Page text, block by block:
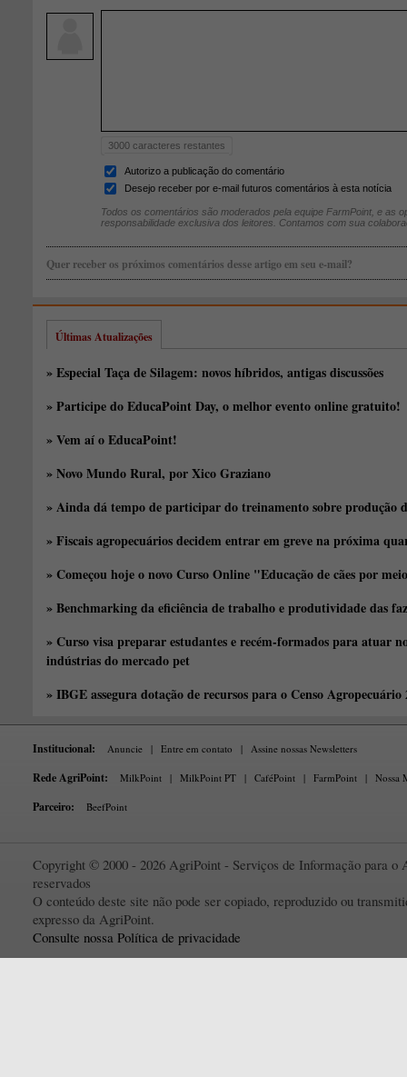
3000 caracteres restantes
Autorizo a publicação do comentário
Desejo receber por e-mail futuros comentários à esta notícia
Todos os comentários são moderados pela equipe FarmPoint, e as
responsabilidade exclusiva dos leitores. Contamos com sua
Quer receber os próximos comentários desse artigo em seu e-mail?
Últimas Atualizações
» Especial Taça de Silagem: novos híbridos, antigas discussões
» Participe do EducaPoint Day, o melhor evento online gratuito!
» Vem aí o EducaPoint!
» Novo Mundo Rural, por Xico Graziano
» Ainda dá tempo de participar do treinamento sobre produção
» Fiscais agropecuários decidem entrar em greve na próxima
» Começou hoje o novo Curso Online "Educação de cães por
» Benchmarking da eficiência de trabalho e produtividade das
» Curso visa preparar estudantes e recém-formados para atuar
indústrias do mercado pet
» IBGE assegura dotação de recursos para o Censo Agropecuário
Institucional: Anuncie | Entre em contato | Assine nossas Newsletters
Rede AgriPoint: MilkPoint | MilkPoint PT | CaféPoint | FarmPoint | Nossa
Parceiro: BeefPoint
Copyright © 2000 - 2026 AgriPoint - Serviços de Informação para o
reservados
O conteúdo deste site não pode ser copiado, reproduzido ou
expresso da AgriPoint.
Consulte nossa Política de privacidade